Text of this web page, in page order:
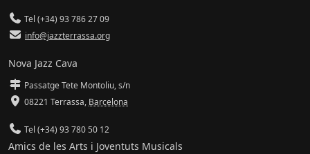
Tel (+34) 93 786 27 09
info@jazzterrassa.org
Nova Jazz Cava
Passatge Tete Montoliu, s/n
08221 Terrassa, Barcelona
Tel (+34) 93 780 50 12
Amics de les Arts i Joventuts Musicals